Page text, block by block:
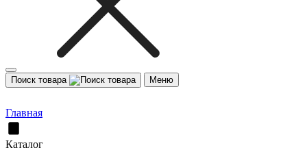
Поиск товара Меню
Главная
Каталог